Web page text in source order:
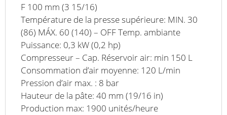
F 100 mm (3 15/16)
Température de la presse supérieure: MIN. 30
(86) MÁX. 60 (140) – OFF Temp. ambiante
Puissance: 0,3 kW (0,2 hp)
Compresseur – Cap. Réservoir air: min 150 L
Consommation d’air moyenne: 120 L/min
Pression d’air max. : 8 bar
Hauteur de la pâte: 40 mm (19/16 in)
Production max: 1900 unités/heure